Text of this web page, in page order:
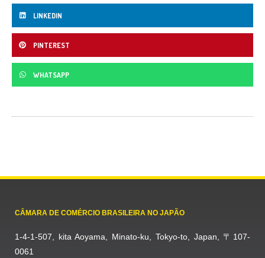
LINKEDIN
PINTEREST
WHATSAPP
CÂMARA DE COMÉRCIO BRASILEIRA NO JAPÃO
1-4-1-507, kita Aoyama, Minato-ku, Tokyo-to, Japan, 〒107-
0061